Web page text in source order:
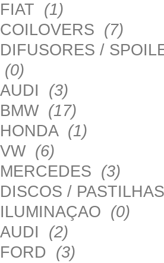
FIAT (1)
COILOVERS (7)
DIFUSORES /
(0)
AUDI (3)
BMW (17)
HONDA (1)
VW (6)
MERCEDES (3)
DISCOS /
ILUMINAÇAO (0)
AUDI (2)
FORD (3)